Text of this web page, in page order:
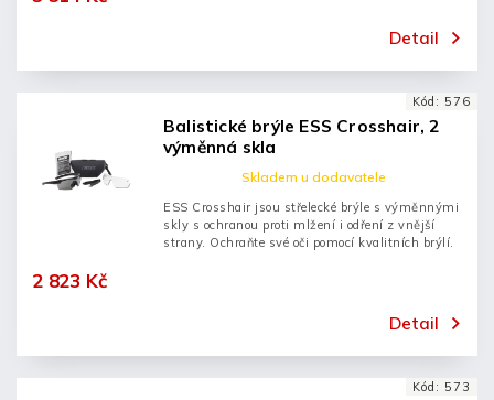
Detail
Balistické brýle ESS Crosshair, 2
výměnná skla
Skladem u dodavatele
2 823 Kč
Detail
ESS Crosshair jsou střelecké brýle s výměnnými
skly s ochranou proti mlžení i odření z vnější
strany. Ochraňte své oči pomocí kvalitních brýlí.
Kód: 576
Kód: 573